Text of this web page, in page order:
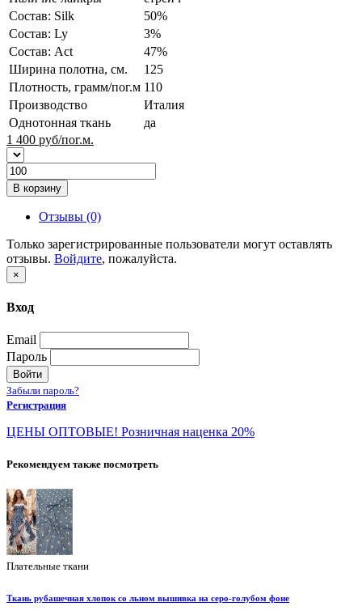
Состав: Silk
50%
Состав: Ly
3%
Состав: Act
47%
Ширина полотна, см.
125
Плотность, грамм/пог.м 110
Производство
Италия
Однотонная ткань
да
1 400 руб/пог.м.
В корзину
Отзывы (0)
Только зарегистрированные пользователи могут оставлять
отзывы. Войдите, пожалуйста.
×
Вход
Email
Пароль
Войти
Забыли пароль?
Регистрация
ЦЕНЫ ОПТОВЫЕ! Розничная наценка 20%
Рекомендуем также посмотреть
Плательные ткани
Ткань рубашечная хлопок со льном вышивка на серо-голубом фоне